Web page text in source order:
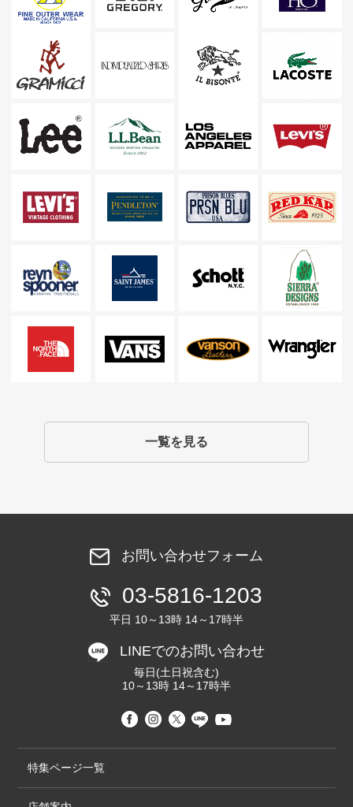
一覧を見る
お問い合わせフォーム
03-5816-1203
平日 10～13時 14～17時半
LINEでのお問い合わせ
毎日(土日祝含む)
10～13時 14～17時半
特集ページ一覧